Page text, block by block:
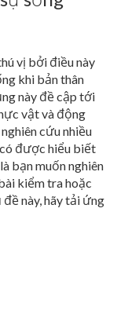
vị bởi điều này
khi bản thân
này đề cập tới
vật và động
cứu nhiều
được hiểu biết
bạn muốn nghiên
kiểm tra hoặc
này, hãy tải ứng